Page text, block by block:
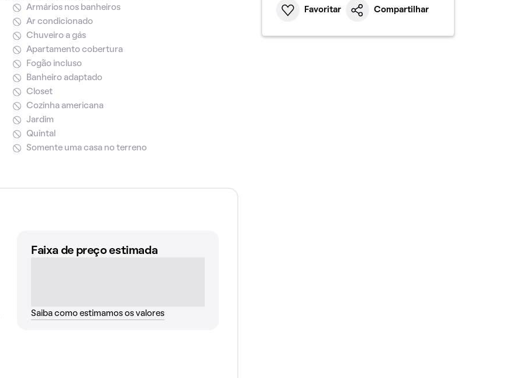
Armários nos banheiros
Ar condicionado
Chuveiro a gás
Apartamento cobertura
Fogão incluso
Banheiro adaptado
Closet
Cozinha americana
Jardim
Quintal
Somente uma casa no terreno
Faixa de preço estimada
Saiba como estimamos os valores
Favoritar Compartilhar